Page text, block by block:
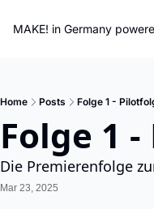
MAKE! in Germany
Home Posts Folge 1 -
Folge 1
Die Premierenfolge
Mar 23, 2025